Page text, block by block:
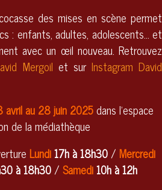
des mises en scène permet
: enfants, adultes, adolescents… et
avec un œil nouveau. Retrouvez
Mergoil et sur Instagram David
avril au 28 juin 2025dans l'espace
de la médiathèque
Lundi17h à 18h30/ Mercredi
à 18h30/ Samedi10h à 12h